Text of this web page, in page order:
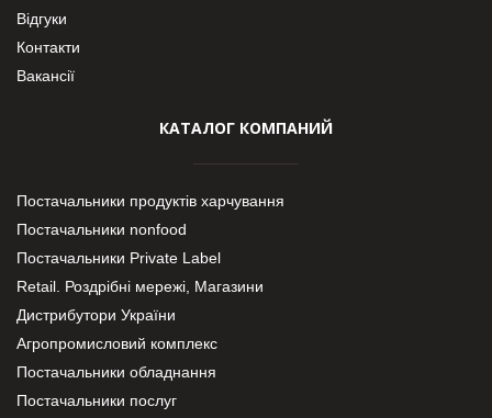
Відгуки
Контакти
Вакансії
КАТАЛОГ КОМПАНИЙ
Постачальники продуктів харчування
Постачальники nonfood
Постачальники Private Label
Retail. Роздрібні мережі, Магазини
Дистрибутори України
Агропромисловий комплекс
Постачальники обладнання
Постачальники послуг